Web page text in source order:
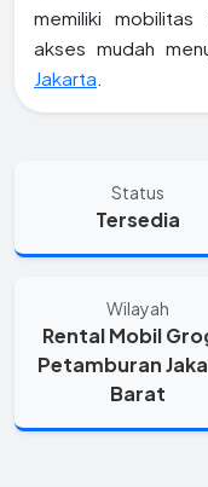
memiliki
akses mudah
Jakarta
Status
Tersedia
Wilayah
Rental Mobil
Petamburan
Barat